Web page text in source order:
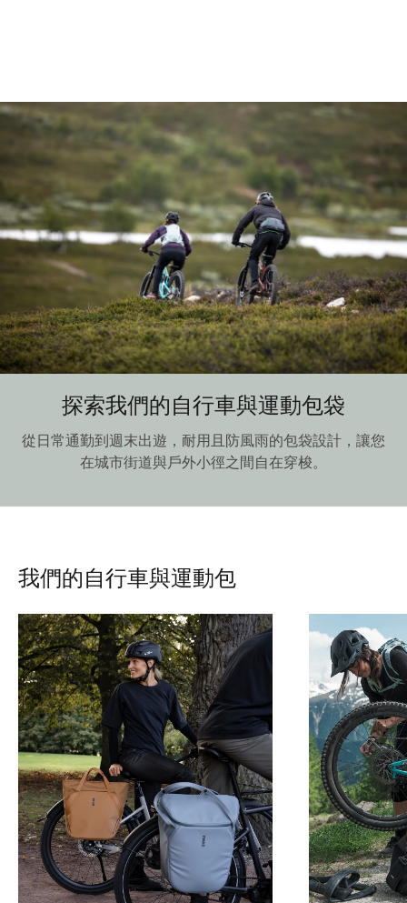
探索我們的自行車與運動包袋
從日常通勤到週末出遊，耐用且防風雨的包袋設計，讓您
在城市街道與戶外小徑之間自在穿梭。
我們的自行車與運動包